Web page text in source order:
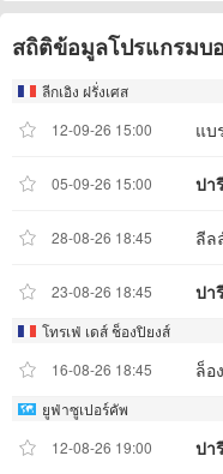
สถิติข้อมูลโปรแกรมบ
ลีกเอิง ฝรั่งเศส
12-09-26 15:00
แบ
05-09-26 15:00 ปา
28-08-26 18:45 ลีล
23-08-26 18:45 ปา
โทรเฟ่ เดส์ ช็องปิยงส์
16-08-26 18:45
ล็อ
ยูฟ่าซูเปอร์คัพ
12-08-26 19:00
ปา